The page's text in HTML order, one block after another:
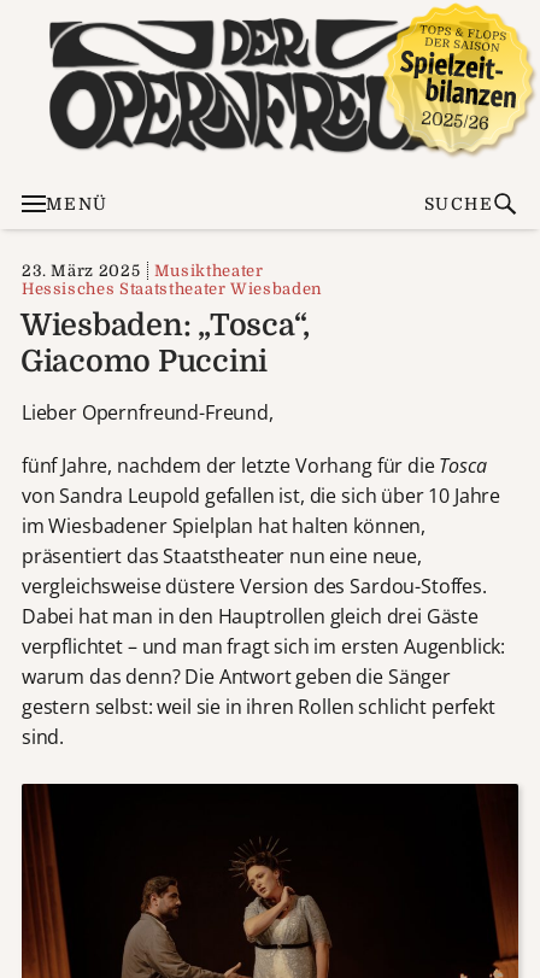
MENÜ SUCHE
23. März 2025
Musiktheater
Hessisches Staatstheater Wiesbaden
Wiesbaden: „Tosca“,
Giacomo Puccini
Lieber Opernfreund-Freund,
fünf Jahre, nachdem der letzte Vorhang für dieTosca
von Sandra Leupold gefallen ist, die sich über 10 Jahre
im Wiesbadener Spielplan hat halten können,
präsentiert das Staatstheater nun eine neue,
vergleichsweise düstere Version des Sardou-Stoffes.
Dabei hat man in den Hauptrollen gleich drei Gäste
verpflichtet – und man fragt sich im ersten Augenblick:
warum das denn? Die Antwort geben die Sänger
gestern selbst: weil sie in ihren Rollen schlicht perfekt
sind.